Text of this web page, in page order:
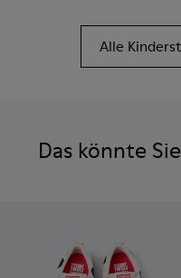
Alle
Das könnte